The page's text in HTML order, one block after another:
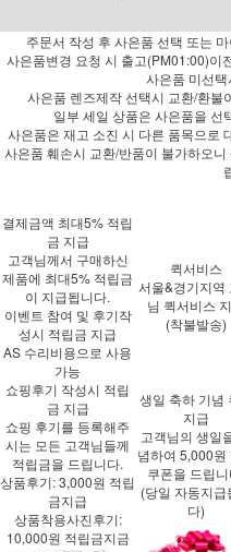
주문서 작성 후 사은품 선택 또는
사은품변경 요청 시 출고(PM01:00)이
사은품 미선
사은품 렌즈제작 선택시 교환/환불
일부 세일 상품은 사은품을 선
사은품은 재고 소진 시 다른 품목으로
사은품 훼손시 교환/반품이 불가하오
결제금액 최대5% 적립
금 지급
고객님께서 구매하신
제품에 최대5% 적립금
이 지급됩니다.
이벤트 참여 및 후기작
성시 적립금 지급
AS 수리비용으로 사용
가능
퀵서비스
서울&경기지역
님 퀵서비스
(착불발송)
쇼핑후기 작성시 적립
금 지급
쇼핑 후기를 등록해주
시는 모든 고객님들께
적립금을 드립니다.
상품후기: 3,000원 적립
금지급
상품착용사진후기:
10,000원 적립금지금
생일 축하 기념
지급
고객님의 생일
념하여 5,000원
쿠폰을 드립니
(당일 자동지급
다)